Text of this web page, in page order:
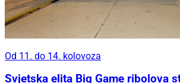
Od 11. do 14. kolovoza
Svjetska elita Big Game ribolova